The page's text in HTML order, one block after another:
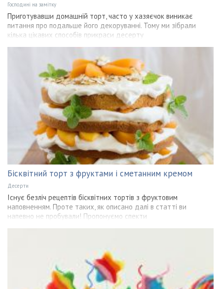
Господині на замітку
Приготувавши домашній торт, часто у хазяєчок виникає
питання про подальше його декоруванні. Тому ми зібрали
кілька цікавих способів прикраси десерту
Бісквітний торт з фруктами і сметанним кремом
Десерти
Існує безліч рецептів бісквітних тортів з фруктовим
наповненням. Проте таких, як описано далі в статті ви
напевно не пробували! Пропонуємо спекти